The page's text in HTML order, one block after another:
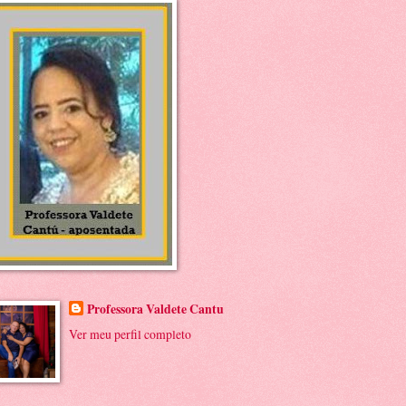
Professora Valdete Cantu
Ver meu perfil completo